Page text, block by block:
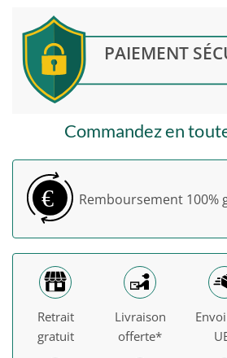
PAIEMENT
Commandez en
€ Remboursement 100%
Retrait
gratuit
Livraison
offerte*